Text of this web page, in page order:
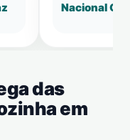
Nacional Gás
das
em